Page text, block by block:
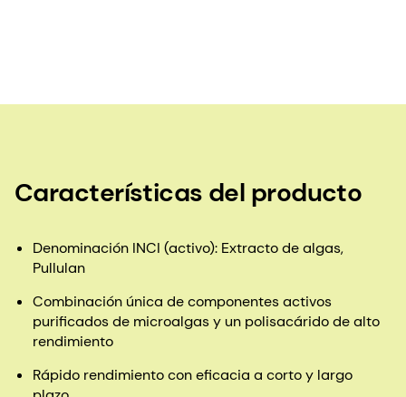
Características del producto
Denominación INCI (activo): Extracto de algas,
Pullulan
Combinación única de componentes activos
purificados de microalgas y un polisacárido de alto
rendimiento
Rápido rendimiento con eficacia a corto y largo